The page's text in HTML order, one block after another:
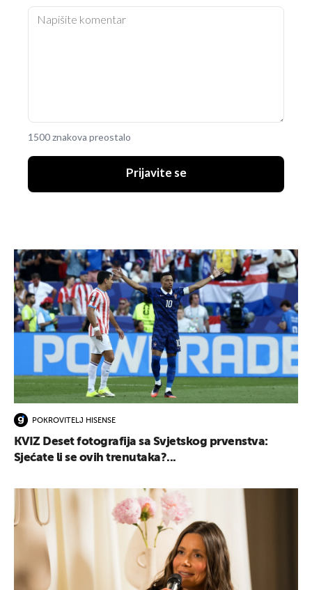
1500 znakova preostalo
Prijavite se
POKROVITELJ HISENSE
KVIZ Deset fotografija sa Svjetskog prvenstva:
Sjećate li se ovih trenutaka?...